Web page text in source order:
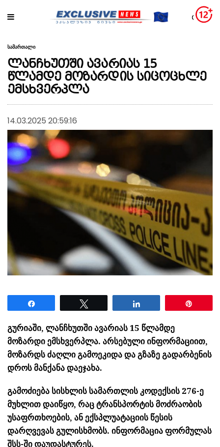
სამართალი
ლანჩხუთში ავარიას 15
წლამდე მოზარდის სიცოცხლე
ემსხვერპლა
14.03.2025 20:59:16
გურიაში, ლანჩხუთში ავარიას 15 წლამდე
მოზარდი ემსხვერპლა. არსებული ინფორმაციით,
მოზარდს ძაღლი გამოეკიდა და გზაზე გადარბენის
დროს მანქანა დაეჯახა.
გამოძიება სისხლის სამართლის კოდექსის 276-ე
მუხლით დაიწყო, რაც ტრანსპორტის მოძრაობის
უსაფრთხოების, ან ექსპლუატაციის წესის
დარღვევას გულისხმობს. ინფორმაცია ფორმულას
შსს-ში დაუდასტურეს.